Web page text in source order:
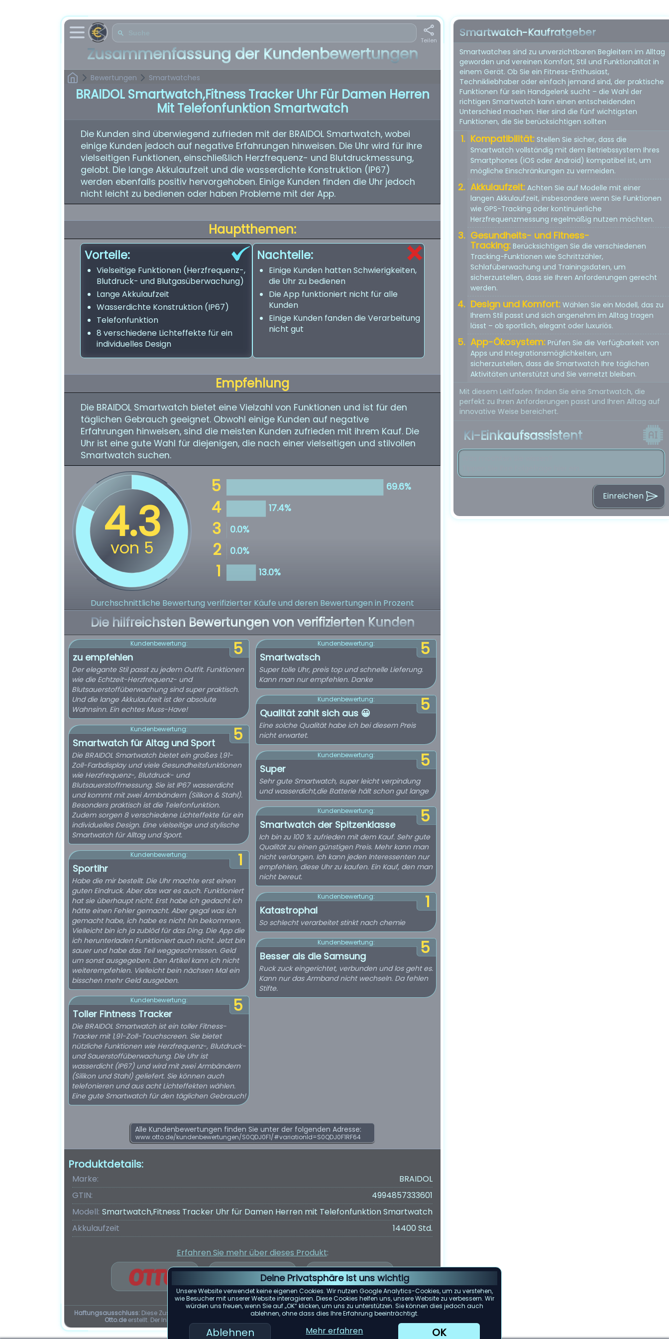
Deine Privatsphäre ist uns wichtig
Unsere Website verwendet keine eigenen Cookies. Wir nutzen Google Analytics-Cookies, um zu verstehen,
wie Besucher mit unserer Website interagieren. Diese Cookies helfen uns, unsere Website zu verbessern. Wir
würden uns freuen, wenn Sie auf „OK“ klicken, um uns zu unterstützen. Sie können dies jedoch auch
ablehnen, ohne dass dies Ihre Erfahrung beeinträchtigt.
Ablehnen Mehr erfahren OK
Teilen
Zusammenfassung der Kundenbewertungen
Bewertungen Smartwatches
BRAIDOL Smartwatch,Fitness Tracker Uhr Für Damen Herren
Mit Telefonfunktion Smartwatch
Die Kunden sind überwiegend zufrieden mit der BRAIDOL Smartwatch, wobei
einige Kunden jedoch auf negative Erfahrungen hinweisen. Die Uhr wird für ihre
vielseitigen Funktionen, einschließlich Herzfrequenz- und Blutdruckmessung,
gelobt. Die lange Akkulaufzeit und die wasserdichte Konstruktion (IP67)
werden ebenfalls positiv hervorgehoben. Einige Kunden finden die Uhr jedoch
nicht leicht zu bedienen oder haben Probleme mit der App.
Hauptthemen:
Vorteile:
Vielseitige Funktionen (Herzfrequenz-,
Blutdruck- und Blutgasüberwachung)
Lange Akkulaufzeit
Wasserdichte Konstruktion (IP67)
Telefonfunktion
8 verschiedene Lichteffekte für ein
individuelles Design
Nachteile:
Einige Kunden hatten Schwierigkeiten,
die Uhr zu bedienen
Die App funktioniert nicht für alle
Kunden
Einige Kunden fanden die Verarbeitung
nicht gut
Empfehlung
Die BRAIDOL Smartwatch bietet eine Vielzahl von Funktionen und ist für den
täglichen Gebrauch geeignet. Obwohl einige Kunden auf negative
Erfahrungen hinweisen, sind die meisten Kunden zufrieden mit ihrem Kauf. Die
Uhr ist eine gute Wahl für diejenigen, die nach einer vielseitigen und stilvollen
Smartwatch suchen.
Durchschnittliche Bewertung verifizierter Käufe und deren Bewertungen in Prozent
Die hilfreichsten Bewertungen von verifizierten Kunden
5
Kundenbewertung:
zu empfehlen
Der elegante Stil passt zu jedem Outfit. Funktionen
wie die Echtzeit-Herzfrequenz- und
Blutsauerstoffüberwachung sind super praktisch.
Und die lange Akkulaufzeit ist der absolute
Wahnsinn. Ein echtes Muss-Have!
5
Kundenbewertung:
Smartwatch für Altag und Sport
Die BRAIDOL Smartwatch bietet ein großes 1,91-
Zoll-Farbdisplay und viele Gesundheitsfunktionen
wie Herzfrequenz-, Blutdruck- und
Blutsauerstoffmessung. Sie ist IP67 wasserdicht
und kommt mit zwei Armbändern (Silikon & Stahl).
Besonders praktisch ist die Telefonfunktion.
Zudem sorgen 8 verschiedene Lichteffekte für ein
individuelles Design. Eine vielseitige und stylische
Smartwatch für Alltag und Sport.
1
Kundenbewertung:
Sportihr
Habe die mir bestellt. Die Uhr machte erst einen
guten Eindruck. Aber das war es auch. Funktioniert
hat sie ùberhaupt nicht. Erst habe ich gedacht ich
hätte einen Fehler gemacht. Aber gegal was ich
gemacht habe, ich habe es nicht hin bekommen.
Vielleicht bin ich ja zublöd für das Ding. Die App die
ich herunterladen Funktioniert auch nicht. Jetzt bin
sauer und habe das Teil weggeschmissen. Geld
um sonst ausgegeben. Den Artikel kann ich nicht
weiterempfehlen. Vielleicht bein nächsen Mal ein
bisschen mehr Geld ausgeben.
5
Kundenbewertung:
Toller Fintness Tracker
Die BRAIDOL Smartwatch ist ein toller Fitness-
Tracker mit 1,91-Zoll-Touchscreen. Sie bietet
nützliche Funktionen wie Herzfrequenz-, Blutdruck-
und Sauerstoffüberwachung. Die Uhr ist
wasserdicht (IP67) und wird mit zwei Armbändern
(Silikon und Stahl) geliefert. Sie können auch
telefonieren und aus acht Lichteffekten wählen.
Eine gute Smartwatch für den täglichen Gebrauch!
5
Kundenbewertung:
Smartwatsch
Super tolle Uhr, preis top und schnelle Lieferung.
Kann man nur empfehlen. Danke
5
Kundenbewertung:
Qualität zahlt sich aus 😀
Eine solche Qualität habe ich bei diesem Preis
nicht erwartet.
5
Kundenbewertung:
Super
Sehr gute Smartwatch, super leicht verpindung
und wasserdicht,die Batterie hält schon gut lange
5
Kundenbewertung:
Smartwatch der Spitzenklasse
Ich bin zu 100 % zufrieden mit dem Kauf. Sehr gute
Qualität zu einen günstigen Preis. Mehr kann man
nicht verlangen. Ich kann jeden Interessenten nur
empfehlen, diese Uhr zu kaufen. Ein Kauf, den man
nicht bereut.
1
Kundenbewertung:
Katastrophal
So schlecht verarbeitet stinkt nach chemie
5
Kundenbewertung:
Besser als die Samsung
Ruck zuck eingerichtet, verbunden und los geht es.
Kann nur das Armband nicht wechseln. Da fehlen
Stifte.
Alle Kundenbewertungen finden Sie unter der folgenden Adresse:
www.otto.de/kundenbewertungen/S0QDJ0F1/#variationId=S0QDJ0F1RF64
Produktdetails:
Marke:
BRAIDOL
GTIN:
4994857333601
Modell: Smartwatch,Fitness Tracker Uhr für Damen Herren mit Telefonfunktion Smartwatch
Akkulaufzeit
14400 Std.
Erfahren Sie mehr über dieses Produkt:
Haftungsausschluss:Diese Zusammenfassung der Kundenbewertungen wurde auf Grundlage von Bewertungen von
Otto.deerstellt. Der Inhalt dieser Seite spiegelt die zum 24.04.2025 verfügbaren Bewertungen wider.
Smartwatch-Kaufratgeber
Smartwatches sind zu unverzichtbaren Begleitern im Alltag
geworden und vereinen Komfort, Stil und Funktionalität in
einem Gerät. Ob Sie ein Fitness-Enthusiast,
Technikliebhaber oder einfach jemand sind, der praktische
Funktionen für sein Handgelenk sucht – die Wahl der
richtigen Smartwatch kann einen entscheidenden
Unterschied machen. Hier sind die fünf wichtigsten
Funktionen, die Sie berücksichtigen sollten
Kompatibilität: Stellen Sie sicher, dass die
Smartwatch vollständig mit dem Betriebssystem Ihres
Smartphones (iOS oder Android) kompatibel ist, um
mögliche Einschränkungen zu vermeiden.
Akkulaufzeit: Achten Sie auf Modelle mit einer
langen Akkulaufzeit, insbesondere wenn Sie Funktionen
wie GPS-Tracking oder kontinuierliche
Herzfrequenzmessung regelmäßig nutzen möchten.
Gesundheits- und Fitness-
Tracking: Berücksichtigen Sie die verschiedenen
Tracking-Funktionen wie Schrittzähler,
Schlafüberwachung und Trainingsdaten, um
sicherzustellen, dass sie Ihren Anforderungen gerecht
werden.
Design und Komfort: Wählen Sie ein Modell, das zu
Ihrem Stil passt und sich angenehm im Alltag tragen
lässt – ob sportlich, elegant oder luxuriös.
App-Ökosystem: Prüfen Sie die Verfügbarkeit von
Apps und Integrationsmöglichkeiten, um
sicherzustellen, dass die Smartwatch Ihre täglichen
Aktivitäten unterstützt und Sie vernetzt bleiben.
Mit diesem Leitfaden finden Sie eine Smartwatch, die
perfekt zu Ihren Anforderungen passt und Ihren Alltag auf
innovative Weise bereichert.
KI-Einkaufsassistent
Einreichen